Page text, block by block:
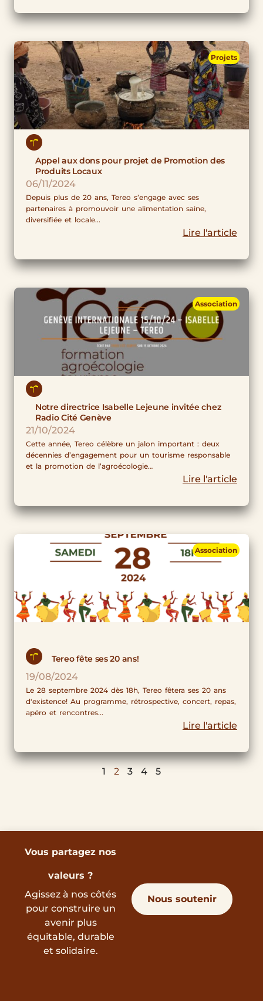
Appel aux dons pour projet de Promotion des
Produits Locaux
06/11/2024
Depuis plus de 20 ans, Tereo s’engage avec ses
partenaires à promouvoir une alimentation saine,
diversifiée et locale...
Lire l'article
Projets
Notre directrice Isabelle Lejeune invitée chez
Radio Cité Genève
21/10/2024
Cette année, Tereo célèbre un jalon important : deux
décennies d’engagement pour un tourisme responsable
et la promotion de l’agroécologie…
Lire l'article
Association
Tereo fête ses 20 ans!
19/08/2024
Le 28 septembre 2024 dès 18h, Tereo fêtera ses 20 ans
d'existence! Au programme, rétrospective, concert, repas,
apéro et rencontres...
Lire l'article
Association
1 2 3 4 5
Vous partagez nos
valeurs ?
Agissez à nos côtés
pour construire un
avenir plus
équitable, durable
et solidaire.
Nous soutenir